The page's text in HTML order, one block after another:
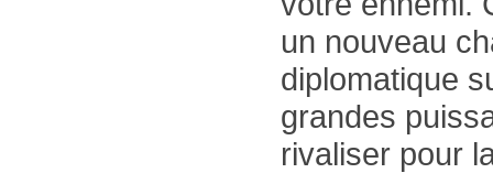
un nouveau
diplomatique
grandes
rivaliser pour